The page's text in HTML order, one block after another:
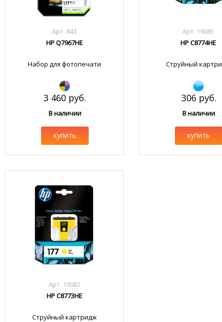
Арт. 843
HP Q7967HE
Набор для фотопечати
3 460 руб.
В наличии
купить
Арт. 19085
HP C8774HE
Струйный
306 руб.
В наличии
купить
Арт. 19082
HP C8773HE
Струйный картридж